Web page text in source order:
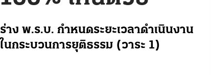
ร่าง พ.ร.บ. กำหนดระยะเวลาดำเนินงาน
ในกระบวนการยุติธรรม (วาระ 1)